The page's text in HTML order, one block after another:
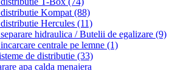
Kompat (88)
Hercules (11)
hidraulica / Butelii de egalizare (9)
centrale pe lemne (1)
de distributie (33)
apa calda menajera